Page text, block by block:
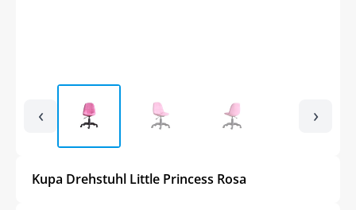
‹ ›
Kupa Drehstuhl Little Princess Rosa